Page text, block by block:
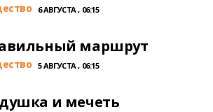
6 АВГУСТА , 06:15
маршрут
5 АВГУСТА , 06:15
и мечеть